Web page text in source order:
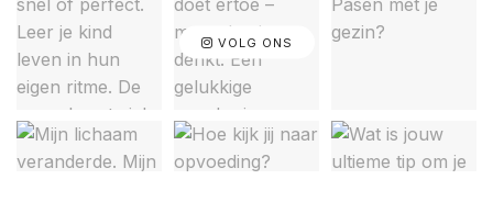
VOLG ONS